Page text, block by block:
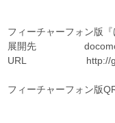
フィーチャーフォン版
展開先 docomo・
URL http://
フィーチャーフォン版